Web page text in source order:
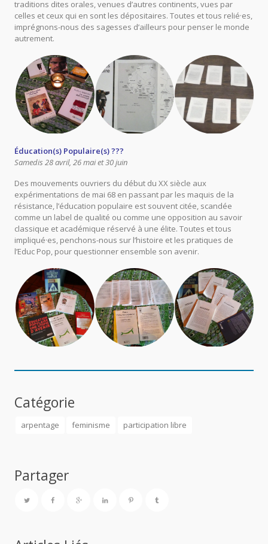
traditions dites orales, venues d’autres continents, vues par
celles et ceux qui en sont les dépositaires. Toutes et tous relié·es,
imprégnons-nous des sagesses d’ailleurs pour penser le monde
autrement.
Éducation(s) Populaire(s) ???
Samedis 28 avril, 26 mai et 30 juin
Des mouvements ouvriers du début du XX siècle aux
expérimentations de mai 68 en passant par les maquis de la
résistance, l’éducation populaire est souvent citée, scandée
comme un label de qualité ou comme une opposition au savoir
classique et académique réservé à une élite. Toutes et tous
impliqué·es, penchons-nous sur l’histoire et les pratiques de
l’Educ Pop, pour questionner ensemble son avenir.
Catégorie
arpentage feminisme participation libre
Partager